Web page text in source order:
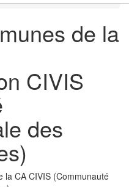
de la
CIVIS
des
la CA CIVIS (Communauté